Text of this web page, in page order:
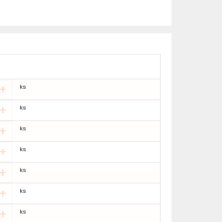
ks
ks
ks
ks
ks
ks
ks